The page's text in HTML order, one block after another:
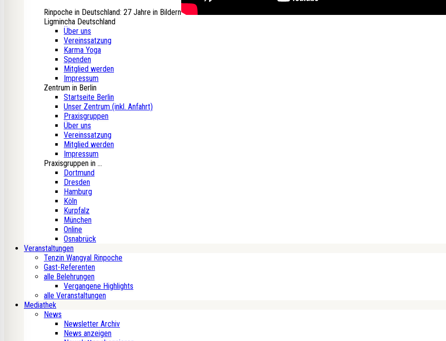
Rinpoche in Deutschland: 27 Jahre in Bildern
Ligmincha Deutschland
Über uns
Vereinssatzung
Karma Yoga
Spenden
Mitglied werden
Impressum
Zentrum in Berlin
Startseite Berlin
Unser Zentrum (inkl. Anfahrt)
Praxisgruppen
Über uns
Vereinssatzung
Mitglied werden
Impressum
Praxisgruppen in ...
Dortmund
Dresden
Hamburg
Köln
Kurpfalz
München
Online
Osnabrück
Veranstaltungen
Tenzin Wangyal Rinpoche
Gast-Referenten
alle Belehrungen
Vergangene Highlights
alle Veranstaltungen
Mediathek
News
Newsletter Archiv
News anzeigen